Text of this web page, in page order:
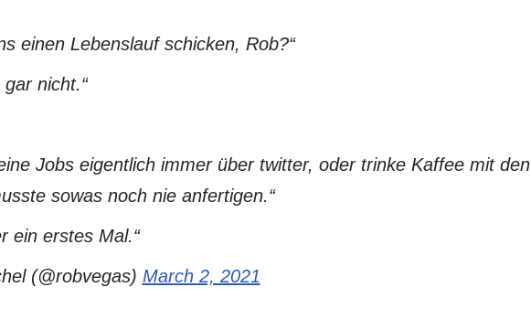
einen Lebenslauf schicken, Rob?“
nicht.“
Jobs eigentlich immer über twitter, oder trinke Kaffee mit den
sowas noch nie anfertigen.“
ein erstes Mal.“
(@robvegas) March 2, 2021